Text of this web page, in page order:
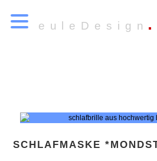
euleDesign
SCHLAFMASKE